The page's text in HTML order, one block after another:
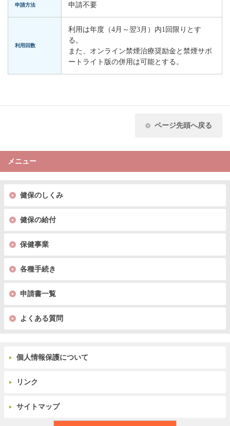
申請方法 申請不要
利用回数
利用は年度（4月～翌3月）内1回限りとす
る。
また、オンライン禁煙治療奨励金と禁煙サポ
ートライト版の併用は可能とする。
ページ先頭へ戻る
メニュー
健保のしくみ
健保の給付
保健事業
各種手続き
申請書一覧
よくある質問
個人情報保護について
リンク
サイトマップ